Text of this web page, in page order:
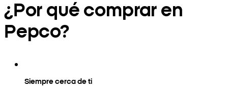
¿Por qué comprar en
Pepco?
Siempre cerca de ti